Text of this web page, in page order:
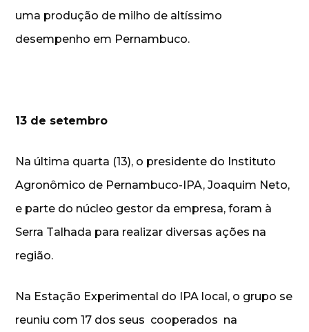
uma produção de milho de altíssimo
desempenho em Pernambuco.
13 de setembro
Na última quarta (13), o presidente do Instituto
Agronômico de Pernambuco-IPA, Joaquim Neto,
e parte do núcleo gestor da empresa, foram à
Serra Talhada para realizar diversas ações na
região.
Na Estação Experimental do IPA local, o grupo se
reuniu com 17 dos seus cooperados na